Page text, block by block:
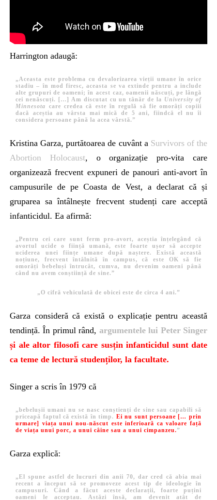
Harrington adaugă:
„Aceasta este problema cu devalorizarea vieții umane în orice
stadiu – în mod firesc, aceasta se va extinde pentru a include
alte grupuri de oameni; în acest caz, oamenii născuți, pe lângă
cei nenăscuți. […] Am discutat cu un tânăr de la University of
Minnesota care credea că este în regulă să fie omorâți copiii
dacă aceștia au vârsta mai mică de 5 ani, fiindcă el nu îi
considera persoane până la acea vârstă.”
Kristina Garza, purtătoarea de cuvânt a Survivors of the
Abortion Holocaust, o organizație pro-vita care
organizează frecvent expuneri de panouri anti-avort în
campusurile de pe Coasta de Vest, a declarat că și
gruparea sa întâlnește frecvent studenți care acceptă
infanticidul. Ea afirmă:
„Pentru cei care sunt ferm pro-avort, aceștia înțelegând că
avortul ucide o ființă umană, este foarte ușor să accepte
uciderea unei ființe umane după naștere. Există această
noțiune, frecvent întâlnită în campus, că este OK să fie
omorâți bebeluși întrucât, cumva, nu devenim oameni până
când nu avem conștiință de sine.”
„O cifră vehiculată de obicei este de circa 4 ani.”
Garza consideră că există o explicație pentru această
tendință. În primul rând, argumentele lui Peter Singer
și ale altor filosofi care susțin infanticidul sunt date
ca teme de lectură studenților, la facultate.
Singer a scris în 1979 că
„bebelușii umani nu se nasc conștienți de sine sau capabili să
priceapă faptul că există în timp. Ei nu sunt persoane [… prin
urmare] viața unui nou-născut este inferioară ca valoare față
de viața unui porc, a unui câine sau a unui cimpanzeu.”
Garza explică:
„El spune astfel de lucruri din anii 70, dar cred că abia mai
recent a început să se promoveze acest tip de ideologie în
campusuri. Când a făcut aceste declarații, foarte puțini
oameni le acceptau. Astăzi însă, am devenit atât de